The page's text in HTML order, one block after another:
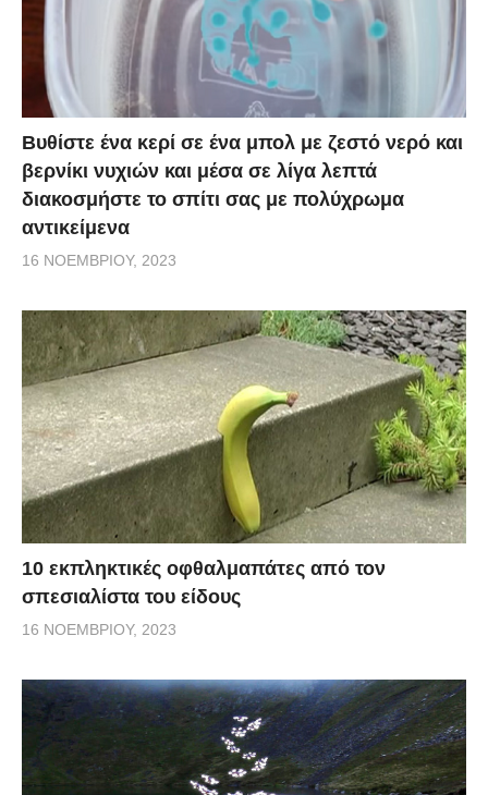
Βυθίστε ένα κερί σε ένα μπολ με ζεστό νερό και
βερνίκι νυχιών και μέσα σε λίγα λεπτά
διακοσμήστε το σπίτι σας με πολύχρωμα
αντικείμενα
16 ΝΟΕΜΒΡΊΟΥ, 2023
10 εκπληκτικές οφθαλμαπάτες από τον
σπεσιαλίστα του είδους
16 ΝΟΕΜΒΡΊΟΥ, 2023